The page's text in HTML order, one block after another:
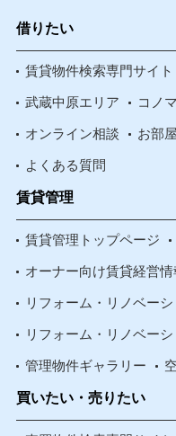
借りたい
賃貸物件検索専門サイト
武蔵中原エリア コノ
オンライン相談 お部
よくある質問
賃貸管理
賃貸管理トップページ
オーナー向け賃貸経営情
リフォーム・リノベーシ
リフォーム・リノベー
管理物件ギャラリー
買いたい・売りたい